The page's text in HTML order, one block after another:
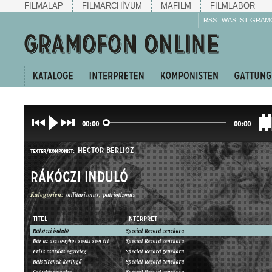
FILMALAP FILMARCHÍVUM MAFILM FILMLABOR
RSS WAS IST
00:00 00:00
TEXTER/KOMPONIST: HECTOR BERLIOZ
GATTUNG: INDULÓ
Rákóczi induló
Kategorien: militarizmus patriotizmus
TITEL INTERPRET
Rákóczi induló
Special Record zenekara
Bár az asszonyhoz senki sem ért
Special Record zenekara
Friss csárdás egyveleg
Special Record zenekara
Bálszirének-keringő
Special Record zenekara